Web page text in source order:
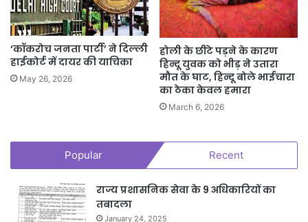
‘कॉकरोच जनता पार्टी’ ने दिल्ली
हाईकोर्ट में दायर की याचिका
May 26, 2026
होली के छींटे पड़ने के कारण
हिन्दू युवक को भीड़ ने उतारा
मौत के घाट, हिन्दू बोले भाईचारा
का ठेका केवल हमारा
March 6, 2026
Popular Recent
राज्य प्रशासनिक सेवा के 9 अधिकारियों का
तबादला
January 24, 2025